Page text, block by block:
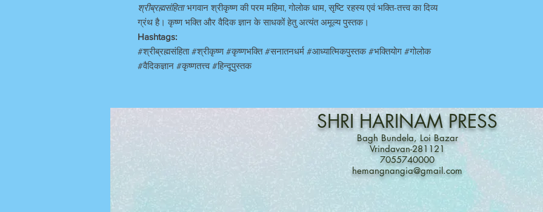
श्रीब्रह्मसंहिताभगवान श्रीकृष्ण की परम महिमा, गोलोक धाम, सृष्टि रहस्य एवं भक्ति-तत्त्व का दिव्य
ग्रंथ है। कृष्ण भक्ति और वैदिक ज्ञान के साधकों हेतु अत्यंत अमूल्य पुस्तक।
Hashtags:
#श्रीब्रह्मसंहिता #श्रीकृष्ण #कृष्णभक्ति #सनातनधर्म #आध्यात्मिकपुस्तक #भक्तियोग #गोलोक
#वैदिकज्ञान #कृष्णतत्त्व #हिन्दूपुस्तक
SHRIHARINAM PRESS
Bagh Bundela, Loi Bazar
Vrindavan-281121
7055740000
hemangnangia@gmail.com